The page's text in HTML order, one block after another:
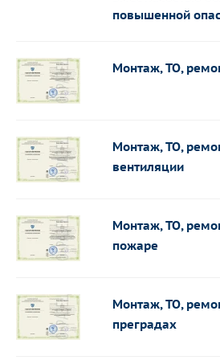
повышенной
Монтаж, ТО,
Монтаж, ТО,
вентиляции
Монтаж, ТО,
пожаре
Монтаж, ТО,
преградах